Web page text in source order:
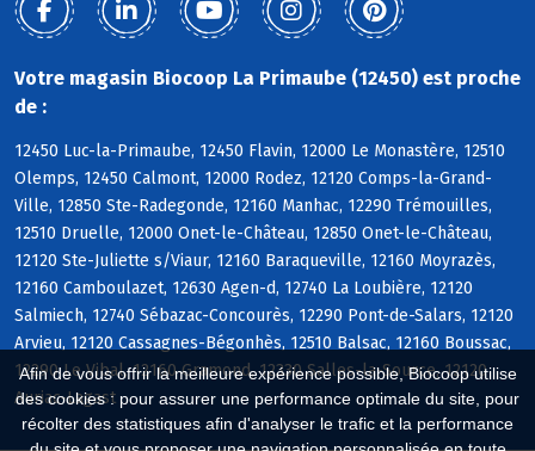
Afin de vous offrir la meilleure expérience possible, Biocoop utilise
des cookies : pour assurer une performance optimale du site, pour
récolter des statistiques afin d'analyser le trafic et la performance
Votre magasin Biocoop La Primaube (12450) est proche
de :
12450 Luc-la-Primaube, 12450 Flavin, 12000 Le Monastère, 12510
Olemps, 12450 Calmont, 12000 Rodez, 12120 Comps-la-Grand-
Ville, 12850 Ste-Radegonde, 12160 Manhac, 12290 Trémouilles,
12510 Druelle, 12000 Onet-le-Château, 12850 Onet-le-Château,
12120 Ste-Juliette s/Viaur, 12160 Baraqueville, 12160 Moyrazès,
12160 Camboulazet, 12630 Agen-d, 12740 La Loubière, 12120
Salmiech, 12740 Sébazac-Concourès, 12290 Pont-de-Salars, 12120
Arvieu, 12120 Cassagnes-Bégonhès, 12510 Balsac, 12160 Boussac,
12290 Le Vibal, 12160 Gramond, 12330 Salles-la-Source, 12120
Auriac-Lagast